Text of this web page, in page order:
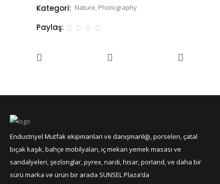
Kategori: Nature, Photography
Paylaş:
Endustriyel Mutfak ekipmanlari ve danışmanlığı, porselen, çatal
bıçak kaşık, bahçe mobilyaları, iç mekan yemek masası ve
sandalyeleri, şezlonglar, pyrex, nardi, hisar, porland, ve daha bir
sürü marka ve ürün bir arada SUNSEL Plaza’da